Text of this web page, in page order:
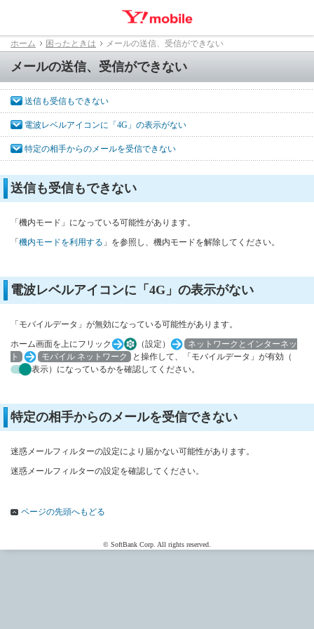
ホーム 困ったときは メールの送信、受信ができない
メールの送信、受信ができない
送信も受信もできない
電波レベルアイコンに「4G」の表示がない
特定の相手からのメールを受信できない
送信も受信もできない
「機内モード」になっている可能性があります。
「 機内モードを利用する 」を参照し、機内モードを解除してください。
電波レベルアイコンに「4G」の表示がない
「モバイルデータ」が無効になっている可能性があります。
ホーム画面を上にフリック
（設定）
ネットワークとインターネッ
ト
モバイル ネットワーク
と操作して、「モバイルデータ」が有効（
表示）になっているかを確認してください。
特定の相手からのメールを受信できない
迷惑メールフィルターの設定により届かない可能性があります。
迷惑メールフィルターの設定を確認してください。
ページの先頭へもどる
© SoftBank Corp. All rights reserved.